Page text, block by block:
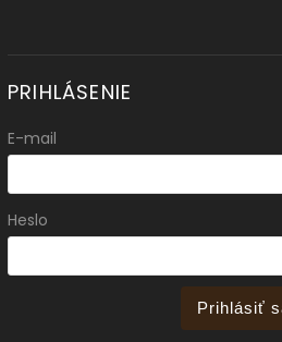
PRIHLÁSENIE
E-mail
Heslo
Prihlásiť